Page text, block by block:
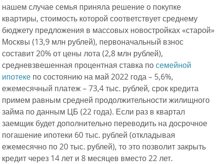
нашем случае семья приняла решение о покупке
квартиры, стоимость которой соответствует среднему
бюджету предложения в массовых новостройках «старой»
Москвы (13,9 млн рублей), первоначальный взнос
составит 20% от цены лота (2,8 млн рублей),
средневзвешенная процентная ставка посемейной
ипотеке по состоянию на май 2022 года – 5,6%,
ежемесячный платеж – 73,4 тыс. рублей, срок кредита
примем равным средней продолжительности жилищного
займа по данным ЦБ (22 года). Если раз в квартал
заемщик будет дополнительно переводить на досрочное
погашение ипотеки 60 тыс. рублей (откладывая
ежемесячно по 20 тыс. рублей), то это позволит закрыть
кредит через 14 лет и 8 месяцев вместо 22 лет.